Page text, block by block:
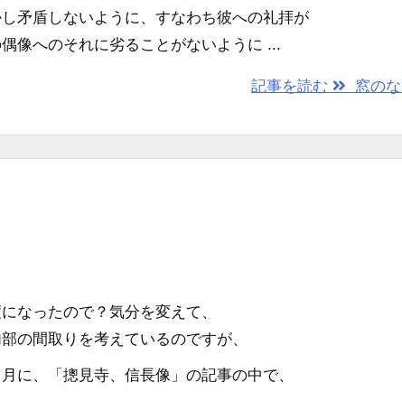
矛盾しないように、すなわち彼への礼拝が
像へのそれに劣ることがないように ...
記事を読む 窓の
なったので？気分を変えて、
の間取りを考えているのですが、
に、「摠見寺、信長像」の記事の中で、